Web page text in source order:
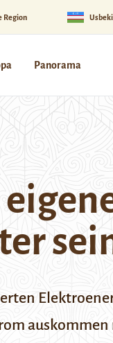
Region
Panorama